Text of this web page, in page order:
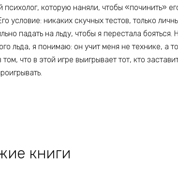
психолог, которую наняли, чтобы «починить»
условие: никаких скучных тестов, только
падать на льду, чтобы я перестала бояться.
льда, я понимаю: он учит меня не технике, а
что в этой игре выигрывает тот, кто
книги